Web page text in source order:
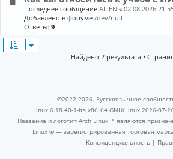
Последнее сообщениеALiEN «02.08.2026
Добавлено в форуме/dev/null
Ответы:9
Найдено 2 результата •
©2022-2026, Русскоязычное
Linux 6.18.40-1-lts x86_64 GNU/Linux 2026-07-
Название и логотип Arch Linux ™ являются
Linux ® — зарегистрированная торговая
Конфиденциальность |